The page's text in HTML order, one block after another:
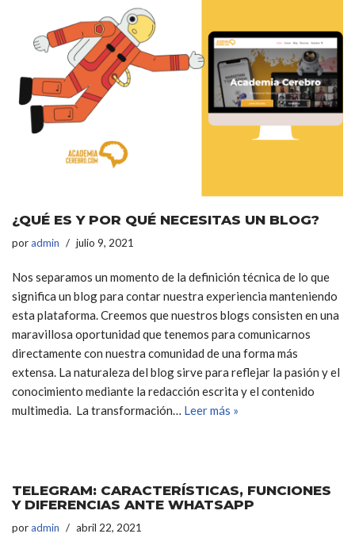
¿QUÉ ES Y POR QUÉ NECESITAS UN BLOG?
poradmin julio 9, 2021
Nos separamos un momento de la definición técnica de lo que
significa un blog para contar nuestra experiencia manteniendo
esta plataforma. Creemos que nuestros blogs consisten en una
maravillosa oportunidad que tenemos para comunicarnos
directamente con nuestra comunidad de una forma más
extensa. La naturaleza del blog sirve para reflejar la pasión y el
conocimiento mediante la redacción escrita y el contenido
multimedia. La transformación… Leer más »
TELEGRAM: CARACTERÍSTICAS, FUNCIONES
Y DIFERENCIAS ANTE WHATSAPP
poradmin abril 22, 2021